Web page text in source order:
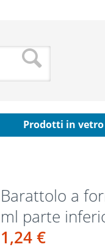
Prodotti in vetro
Barattolo a
ml parte
1,24 €